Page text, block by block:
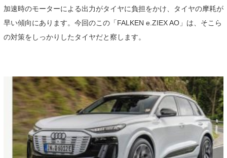
加速時のモーターによる出力がタイヤに負担をかけ、タイヤの摩耗が
早い傾向にあります。今回のこの「FALKEN e.ZIEX AO」は、そこら
の対策をしっかりしたタイヤだと察します。